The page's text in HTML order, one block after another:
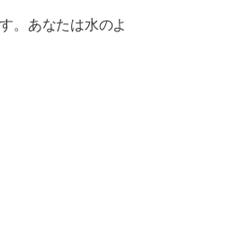
。あなたは水のよ